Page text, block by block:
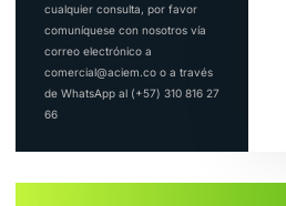
cualquier consulta, por favor
comuníquese con nosotros vía
correo electrónico a
comercial@aciem.co o a través
de WhatsApp al (+57) 310 816 27
66